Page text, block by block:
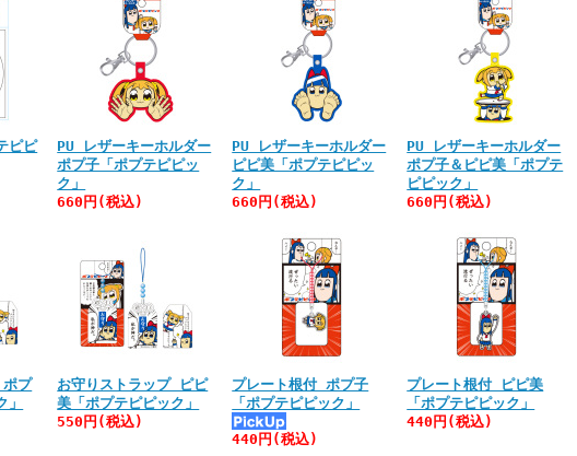
ピピ
PU レザーキーホルダー
ポプ子「ポプテピピッ
ク」
660円(税込)
PU レザーキーホルダー
ピピ美「ポプテピピッ
ク」
660円(税込)
PU レザーキーホルダー
ポプ子＆ピピ美「ポプテ
ピピック」
660円(税込)
プ
お守りストラップ ピピ
美「ポプテピピック」
550円(税込)
プレート根付 ポプ子
「ポプテピピック」
440円(税込)
プレート根付 ピピ美
「ポプテピピック」
440円(税込)